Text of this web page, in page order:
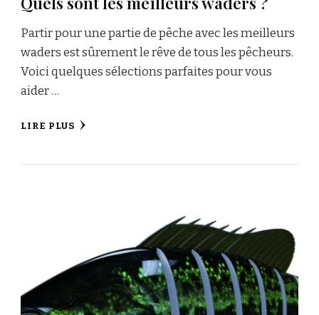
Partir pour une partie de pêche avec les meilleurs
waders est sûrement le rêve de tous les pêcheurs.
Voici quelques sélections parfaites pour vous
aider …
LIRE PLUS